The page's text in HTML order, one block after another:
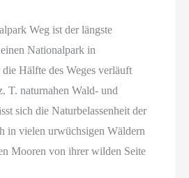
Weg ist der längste
Nationalpark in
Hälfte des Weges verläuft
T. naturnahen Wald- und
sich die Naturbelassenheit der
in vielen urwüchsigen Wäldern
Mooren von ihrer wilden Seite